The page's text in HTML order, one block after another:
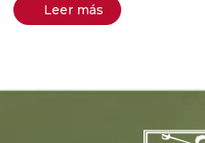
Leer más